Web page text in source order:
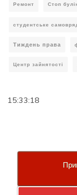
Ремонт Стоп
студентське
Тиждень права
Центр зайнятості
15:33:19